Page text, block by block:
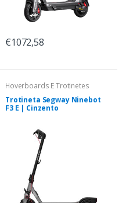
€1072,58
Hoverboards E Trotinetes
Trotineta Segway Ninebot
F3 E | Cinzento